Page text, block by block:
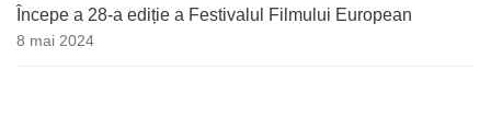
Începe a 28-a ediție a Festivalul Filmului European
8 mai 2024